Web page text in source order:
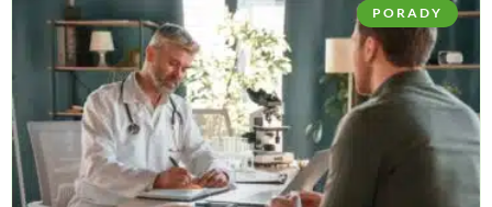
PORADY